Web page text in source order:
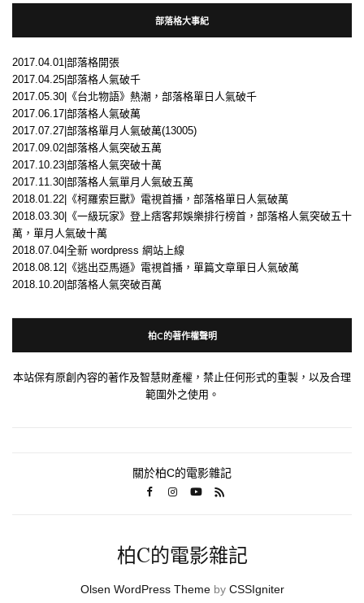
部落格大事紀
2017.04.01|部落格開張
2017.04.25|部落格人氣破千
2017.05.30|《台北物語》熱潮，部落格單日人氣破千
2017.06.17|部落格人氣破萬
2017.07.27|部落格單月人氣破萬(13005)
2017.09.02|部落格人氣突破五萬
2017.10.23|部落格人氣突破十萬
2017.11.30|部落格人氣單月人氣破五萬
2018.01.22|《柯羅索巨獸》電視首播，部落格單日人氣破萬
2018.03.30|《一級玩家》登上痞客邦娛樂排行榜首，部落格人氣突破五十
萬，單月人氣破十萬
2018.07.04|全新 wordpress 網站上線
2018.08.12|《逃出亞馬遜》電視首播，單篇文章單日人氣破萬
2018.10.20|部落格人氣突破百萬
柏C的著作權聲明
本站保有原創內容的著作及智慧財產權，禁止任何形式的重製，以及合理
範圍外之使用。
關於柏C的電影雜記
柏C的電影雜記
Olsen WordPress Themeby CSSIgniter